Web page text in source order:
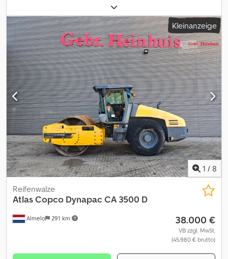
, Betriebsgewicht:
Ladegewicht:800 kg, Reifengröße:400 / 70 R 20, Achsen-
Konfiguration:2 Achsen, Anzahl der Sitzplätze:1, Erstzulassung:
02/2016, Emissionsklasse:keine, Federung:Sonstige,
Betriebsstunden:2.232 h, Vorderreifengröße:400 / 70 R 20,
Hinterreifengröße:400 / 70 R 20, Fahrerkabine:Fahrerhaus,
Radstand:2.000 mm, Ausstattung:Allradantrieb, Standard-
Schaufel, Grundfarbe: blau, Diesel Extras in der Ausstattung
Allradantrieb, Schnellwechseleinrichtung, Standardschaufel,
Nutzlast(kg):800 Aufbautyp: Atlas AR 65 E Radlader aus 1. Hand,
Baujahr 02.2016, Betr. Std. abgelesen 2.232 h, 20 km/h Zulassung, 4
Zylinder Deutz Dieselmotor mit 54 KW / 73 PS, Schnellwechsler,
Standard Schaufel 2.065 mm breit, 0,95 m³, Palettengabel
Dkodpjzhmm Rsfx Acrjr
Kleinanzeige
1 / 8
Almelo 291 km
Reifenwalze
Atlas Copco Dynapac CA 3500 D
38.000 €
VB zzgl. MwSt.
(45.980 € brutto)